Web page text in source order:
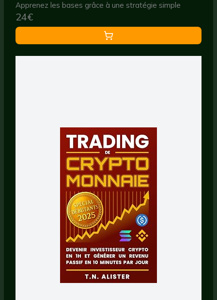
Apprenez les bases grâce à une stratégie simple
24€